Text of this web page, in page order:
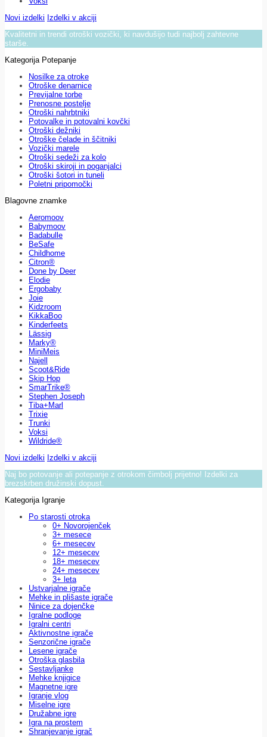
Novi izdelki Izdelki v akciji
Kvalitetni in trendi otroški vozički, ki navdušijo tudi najbolj zahtevne
starše.
Kategorija Potepanje
Nosilke za otroke
Otroške denarnice
Previjalne torbe
Prenosne postelje
Otroški nahrbtniki
Potovalke in potovalni kovčki
Otroški dežniki
Otroške čelade in ščitniki
Vozički marele
Otroški sedeži za kolo
Otroški skiroji in poganjalci
Otroški šotori in tuneli
Poletni pripomočki
Blagovne znamke
Aeromoov
Babymoov
Badabulle
BeSafe
Childhome
Citron®
Done by Deer
Elodie
Ergobaby
Joie
Kidzroom
KikkaBoo
Kinderfeets
Lässig
Marky®
MiniMeis
Najell
Scoot&Ride
Skip Hop
SmarTrike®
Stephen Joseph
Tiba+Marl
Trixie
Trunki
Voksi
Wildride®
Novi izdelki Izdelki v akciji
Naj bo potovanje ali potepanje z otrokom čimbolj prijetno! Izdelki za
brezskrben družinski dopust.
Kategorija Igranje
Po starosti otroka
0+ Novorojenček
3+ mesece
6+ mesecev
12+ mesecev
18+ mesecev
24+ mesecev
3+ leta
Ustvarjalne igrače
Mehke in plišaste igrače
Ninice za dojenčke
Igralne podloge
Igralni centri
Aktivnostne igrače
Senzorične igrače
Lesene igrače
Otroška glasbila
Sestavljanke
Mehke knjigice
Magnetne igre
Igranje vlog
Miselne igre
Družabne igre
Igra na prostem
Shranjevanje igrač